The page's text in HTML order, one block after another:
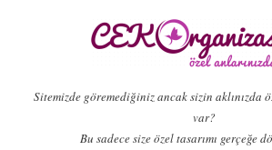
içeriğe
atla
Sitemizde göremediğiniz ancak sizin aklınızda
var?
Bu sadece size özel tasarımı gerçeğe